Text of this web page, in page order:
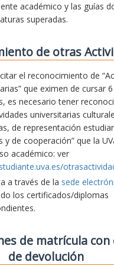
académico y las guías
superadas.
de otras
el reconocimiento de
que eximen de cursar
es necesario tener
universitarias
de representación
y de cooperación” que la
académico: ver
a través de la sede
los certificados/diplomas
de matrícula con
de devolución